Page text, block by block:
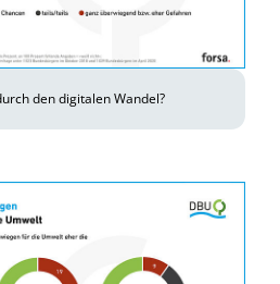
den digitalen Wandel?